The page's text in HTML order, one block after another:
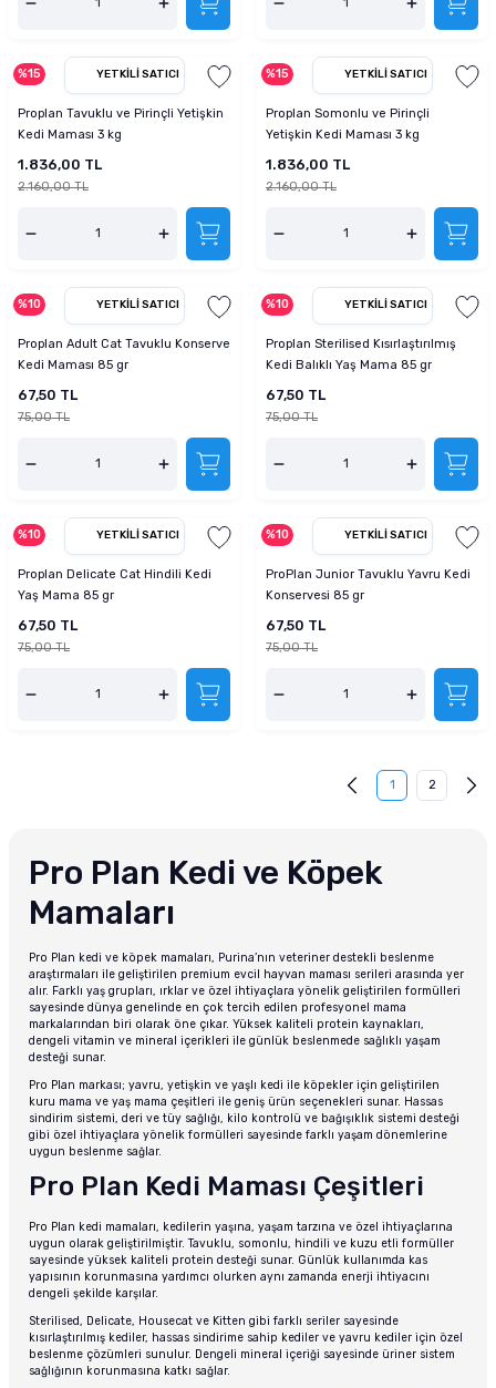
%15 YETKILI SATICI
Proplan Tavuklu ve Pirinçli Yetişkin
Kedi Maması 3 kg
1.836,00 TL
2.160,00 TL
%15 YETKILI SATICI
Proplan Somonlu ve Pirinçli
Yetişkin Kedi Maması 3 kg
1.836,00 TL
2.160,00 TL
%10 YETKILI SATICI
Proplan Adult Cat Tavuklu Konserve
Kedi Maması 85 gr
67,50 TL
75,00 TL
%10 YETKILI SATICI
Proplan Sterilised Kısırlaştırılmış
Kedi Balıklı Yaş Mama 85 gr
67,50 TL
75,00 TL
%10 YETKILI SATICI
Proplan Delicate Cat Hindili Kedi
Yaş Mama 85 gr
67,50 TL
75,00 TL
%10 YETKILI SATICI
ProPlan Junior Tavuklu Yavru Kedi
Konservesi 85 gr
67,50 TL
75,00 TL
1 2
Pro Plan Kedi ve Köpek
Mamaları
Pro Plan kedi ve köpek mamaları, Purina’nın veteriner destekli beslenme
araştırmaları ile geliştirilen premium evcil hayvan maması serileri arasında yer
alır. Farklı yaş grupları, ırklar ve özel ihtiyaçlara yönelik geliştirilen formülleri
sayesinde dünya genelinde en çok tercih edilen profesyonel mama
markalarından biri olarak öne çıkar. Yüksek kaliteli protein kaynakları,
dengeli vitamin ve mineral içerikleri ile günlük beslenmede sağlıklı yaşam
desteği sunar.
Pro Plan markası; yavru, yetişkin ve yaşlı kedi ile köpekler için geliştirilen
kuru mama ve yaş mama çeşitleri ile geniş ürün seçenekleri sunar. Hassas
sindirim sistemi, deri ve tüy sağlığı, kilo kontrolü ve bağışıklık sistemi desteği
gibi özel ihtiyaçlara yönelik formülleri sayesinde farklı yaşam dönemlerine
uygun beslenme sağlar.
Pro Plan Kedi Maması Çeşitleri
Pro Plan kedi mamaları, kedilerin yaşına, yaşam tarzına ve özel ihtiyaçlarına
uygun olarak geliştirilmiştir. Tavuklu, somonlu, hindili ve kuzu etli formüller
sayesinde yüksek kaliteli protein desteği sunar. Günlük kullanımda kas
yapısının korunmasına yardımcı olurken aynı zamanda enerji ihtiyacını
dengeli şekilde karşılar.
Sterilised, Delicate, Housecat ve Kitten gibi farklı seriler sayesinde
kısırlaştırılmış kediler, hassas sindirime sahip kediler ve yavru kediler için özel
beslenme çözümleri sunulur. Dengeli mineral içeriği sayesinde üriner sistem
sağlığının korunmasına katkı sağlar.